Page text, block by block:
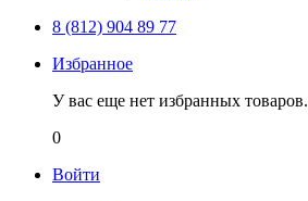
8 (812) 904 89 77
Избранное
У вас еще нет избранных товаров.
0
Войти